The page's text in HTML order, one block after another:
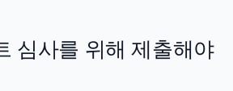
심사를 위해 제출해야